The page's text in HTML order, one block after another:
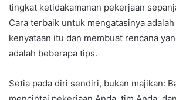
tingkat ketidakamanan pekerjaan
Cara terbaik untuk mengatasinya
kenyataan itu dan membuat rencana
adalah beberapa tips.
Setia pada diri sendiri, bukan majikan: